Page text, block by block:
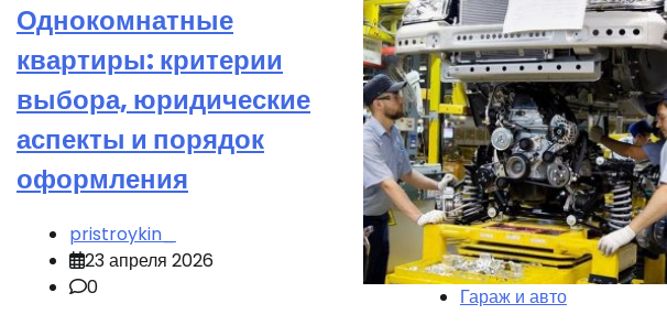
Однокомнатные
квартиры: критерии
выбора, юридические
аспекты и порядок
оформления
pristroykin_
23 апреля 2026
0
Гараж и авто